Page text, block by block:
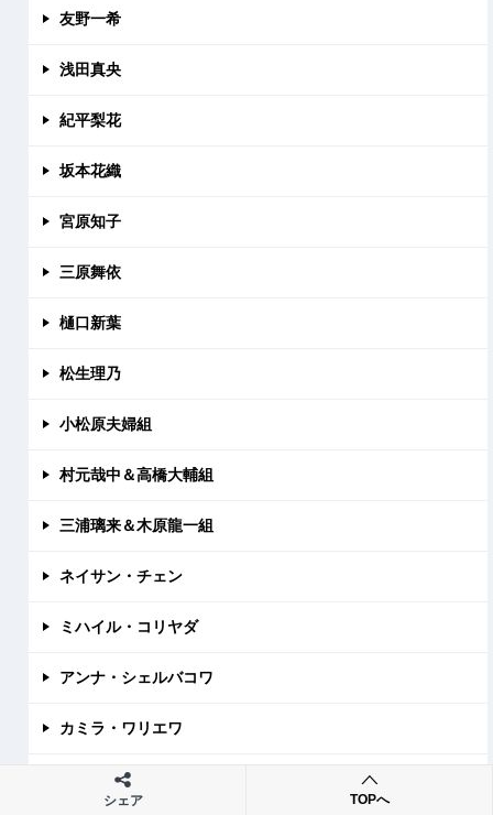
友野一希
浅田真央
紀平梨花
坂本花織
宮原知子
三原舞依
樋口新葉
松生理乃
小松原夫婦組
村元哉中＆高橋大輔組
三浦璃来＆木原龍一組
ネイサン・チェン
ミハイル・コリヤダ
アンナ・シェルバコワ
カミラ・ワリエワ
エリザベータ・トゥクタミシェ
シェア TOPへ